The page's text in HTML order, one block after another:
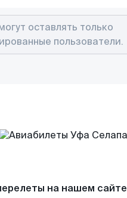
на нашем сайте